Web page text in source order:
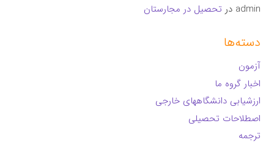
admin در تحصیل در مجارستان
دسته‌ها
آزمون
اخبار گروه ما
ارزشیابی دانشگاههای خارجی
اصطلاحات تحصیلی
ترجمه